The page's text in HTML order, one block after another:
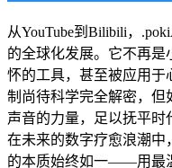
从YouTube到Bilibili，
的全球化发展。它不再是
怀的工具，甚至被应用于
制尚待科学完全解密，但
声音的力量，足以抚平时
在未来的数字疗愈浪潮中
的本质始终如一——用最